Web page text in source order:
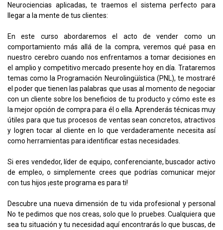
Neurociencias aplicadas, te traemos el sistema perfecto para
llegar a la mente de tus clientes:
En este curso abordaremos el acto de vender como un
comportamiento más allá de la compra, veremos qué pasa en
nuestro cerebro cuando nos enfrentamos a tomar decisiones en
el amplio y competitivo mercado presente hoy en día. Trataremos
temas como la Programación Neurolingüística (PNL), te mostraré
el poder que tienen las palabras que usas al momento de negociar
con un cliente sobre los beneficios de tu producto y cómo este es
la mejor opción de compra para él o ella. Aprenderás técnicas muy
útiles para que tus procesos de ventas sean concretos, atractivos
y logren tocar al cliente en lo que verdaderamente necesita así
como herramientas para identificar estas necesidades.
Si eres vendedor, líder de equipo, conferenciante, buscador activo
de empleo, o simplemente crees que podrías comunicar mejor
con tus hijos ¡este programa es para ti!
Descubre una nueva dimensión de tu vida profesional y personal
No te pedimos que nos creas, solo que lo pruebes. Cualquiera que
sea tu situación y tu necesidad aquí encontrarás lo que buscas, de